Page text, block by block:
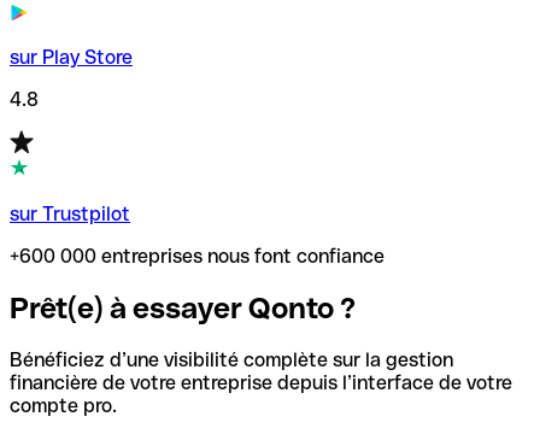
sur Play Store
4.8
sur Trustpilot
+600 000 entreprises nous font confiance
Prêt(e) à essayer Qonto ?
Bénéficiez d’une visibilité complète sur la gestion
financière de votre entreprise depuis l’interface de votre
compte pro.